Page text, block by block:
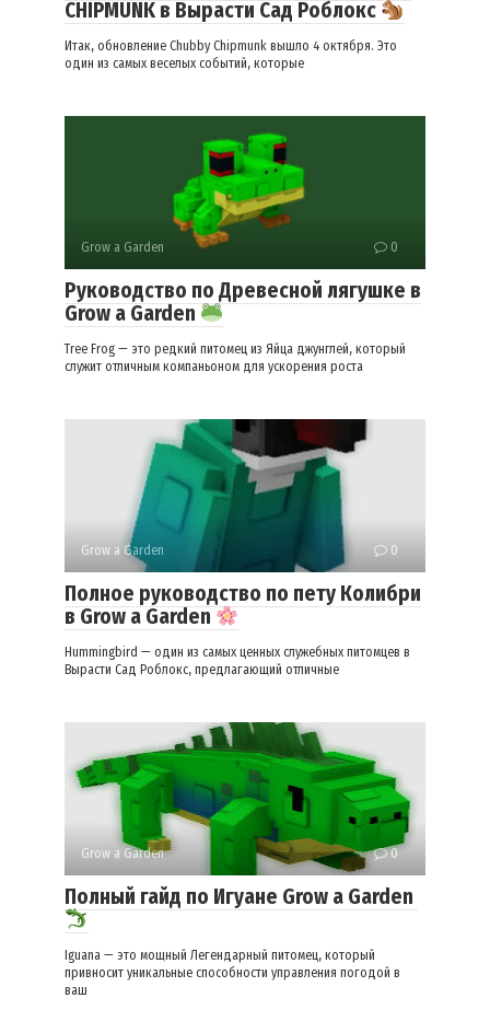
CHIPMUNK в Вырасти Сад Роблокс
Итак, обновление Chubby Chipmunk вышло 4 октября. Это
один из самых веселых событий, которые
Grow a Garden 0
Руководство по Древесной лягушке в
Grow a Garden
Tree Frog — это редкий питомец из Яйца джунглей, который
служит отличным компаньоном для ускорения роста
Grow a Garden 0
Полное руководство по пету Колибри
в Grow a Garden
Hummingbird — один из самых ценных служебных питомцев в
Вырасти Сад Роблокс, предлагающий отличные
Grow a Garden 0
Полный гайд по Игуане Grow a Garden
Iguana — это мощный Легендарный питомец, который
привносит уникальные способности управления погодой в
ваш